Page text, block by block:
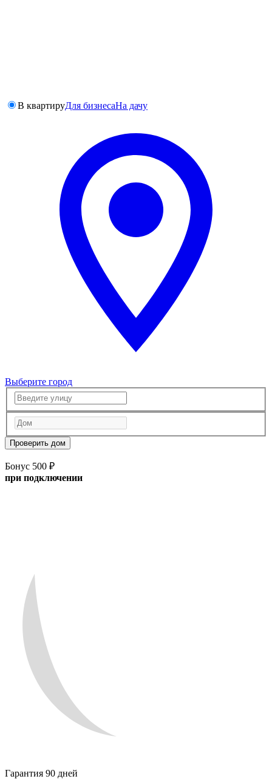
В квартируДля бизнесаНа дачу
Выберите город
Проверить дом
Бонус 500 ₽
при подключении
Гарантия 90 дней